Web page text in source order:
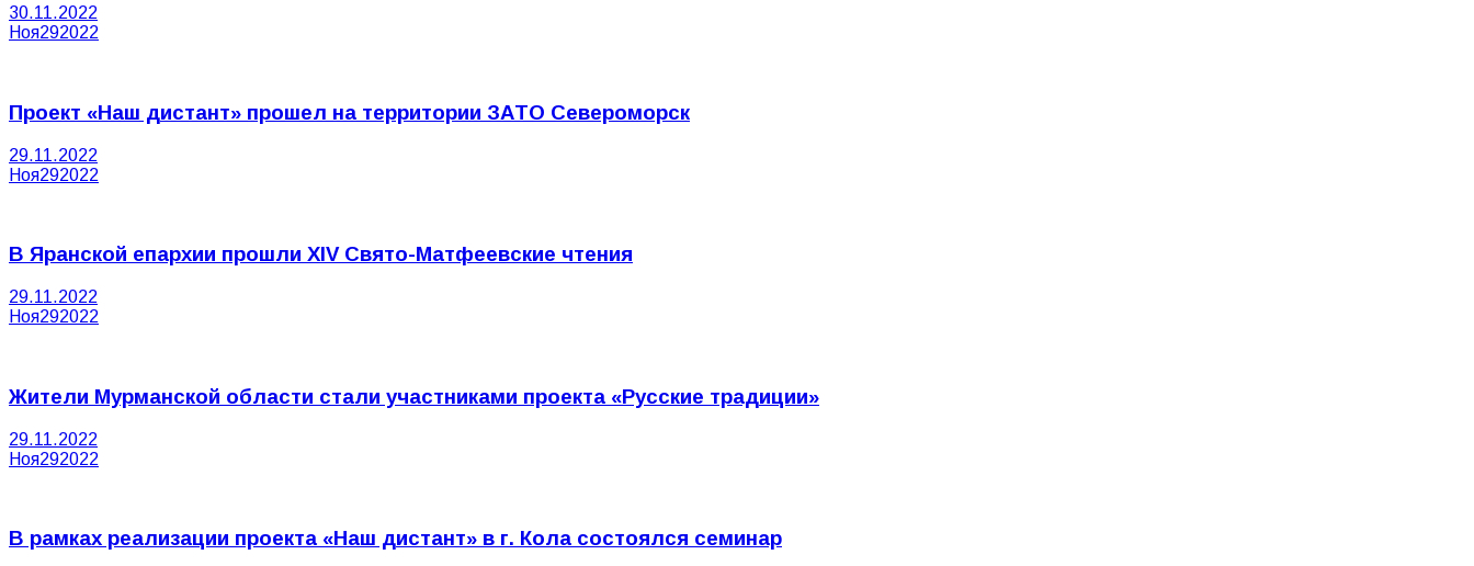
30.11.2022
Ноя292022
Проект «Наш дистант» прошел на территории ЗАТО Североморск
29.11.2022
Ноя292022
В Яранской епархии прошли XIV Свято-Матфеевские чтения
29.11.2022
Ноя292022
Жители Мурманской области стали участниками проекта «Русские традиции»
29.11.2022
Ноя292022
В рамках реализации проекта «Наш дистант» в г. Кола состоялся семинар